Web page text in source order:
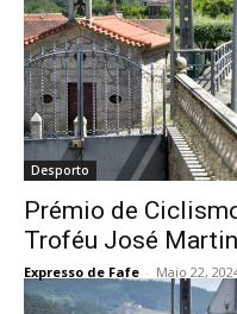
Desporto
Prémio de
Troféu José
Expresso de Fafe - Maio 22,